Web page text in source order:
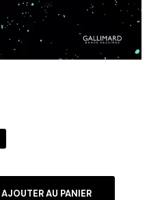
AJOUTER AU PANIER